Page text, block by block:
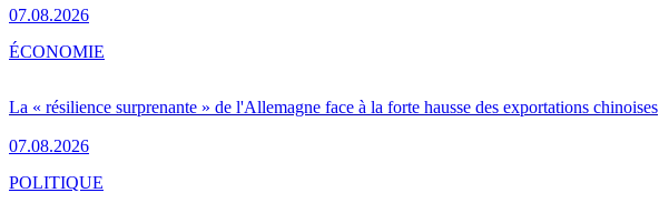
07.08.2026
La « résilience surprenante » de l'Allemagne face à la forte hausse des exportations chinoises
07.08.2026
ÉCONOMIE
POLITIQUE